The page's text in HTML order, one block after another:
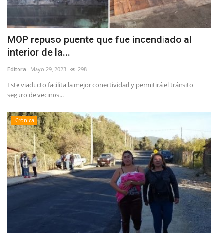
MOP repuso puente que fue incendiado al
interior de la...
Editora Mayo 29, 2023 298
Este viaducto facilita la mejor conectividad y permitirá el tránsito
seguro de vecinos...
Crónica